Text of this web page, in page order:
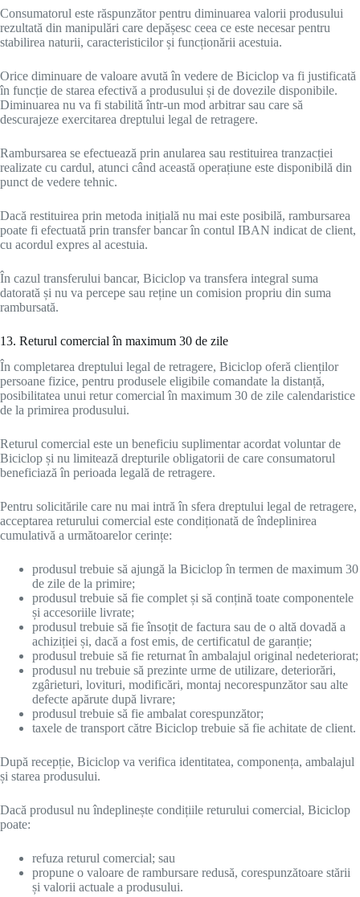
Consumatorul este răspunzător pentru diminuarea valorii produsului
rezultată din manipulări care depășesc ceea ce este necesar pentru
stabilirea naturii, caracteristicilor și funcționării acestuia.
Orice diminuare de valoare avută în vedere de Biciclop va fi justificată
în funcție de starea efectivă a produsului și de dovezile disponibile.
Diminuarea nu va fi stabilită într-un mod arbitrar sau care să
descurajeze exercitarea dreptului legal de retragere.
Rambursarea se efectuează prin anularea sau restituirea tranzacției
realizate cu cardul, atunci când această operațiune este disponibilă din
punct de vedere tehnic.
Dacă restituirea prin metoda inițială nu mai este posibilă, rambursarea
poate fi efectuată prin transfer bancar în contul IBAN indicat de client,
cu acordul expres al acestuia.
În cazul transferului bancar, Biciclop va transfera integral suma
datorată și nu va percepe sau reține un comision propriu din suma
rambursată.
13. Returul comercial în maximum 30 de zile
În completarea dreptului legal de retragere, Biciclop oferă clienților
persoane fizice, pentru produsele eligibile comandate la distanță,
posibilitatea unui retur comercial în maximum 30 de zile calendaristice
de la primirea produsului.
Returul comercial este un beneficiu suplimentar acordat voluntar de
Biciclop și nu limitează drepturile obligatorii de care consumatorul
beneficiază în perioada legală de retragere.
Pentru solicitările care nu mai intră în sfera dreptului legal de retragere,
acceptarea returului comercial este condiționată de îndeplinirea
cumulativă a următoarelor cerințe:
produsul trebuie să ajungă la Biciclop în termen de maximum 30
de zile de la primire;
produsul trebuie să fie complet și să conțină toate componentele
și accesoriile livrate;
produsul trebuie să fie însoțit de factura sau de o altă dovadă a
achiziției și, dacă a fost emis, de certificatul de garanție;
produsul trebuie să fie returnat în ambalajul original nedeteriorat;
produsul nu trebuie să prezinte urme de utilizare, deteriorări,
zgârieturi, lovituri, modificări, montaj necorespunzător sau alte
defecte apărute după livrare;
produsul trebuie să fie ambalat corespunzător;
taxele de transport către Biciclop trebuie să fie achitate de client.
După recepție, Biciclop va verifica identitatea, componența, ambalajul
și starea produsului.
Dacă produsul nu îndeplinește condițiile returului comercial, Biciclop
poate:
refuza returul comercial; sau
propune o valoare de rambursare redusă, corespunzătoare stării
și valorii actuale a produsului.